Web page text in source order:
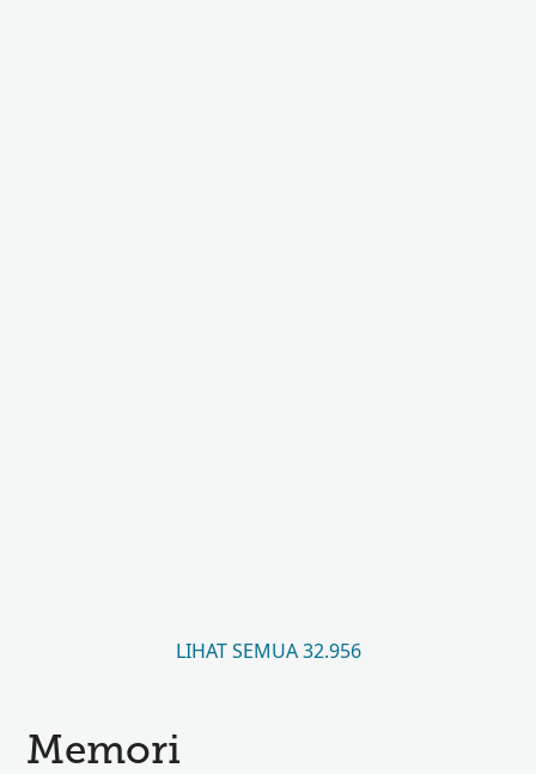
LIHAT SEMUA 32.956
Memori